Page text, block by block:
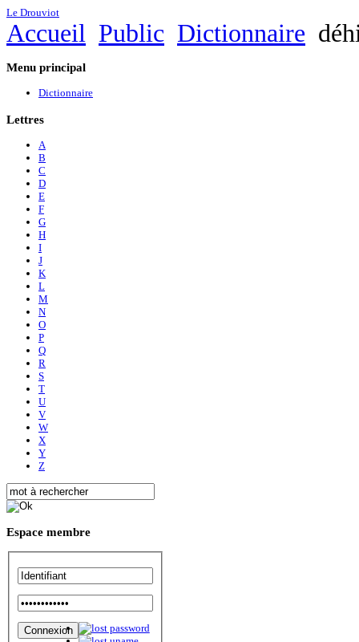
Le Drouviot
Accueil Public Dictionnaire
Menu principal
Dictionnaire
Lettres
A
B
C
D
E
F
G
H
I
J
K
L
M
N
O
P
Q
R
S
T
U
V
W
X
Y
Z
Espace membre